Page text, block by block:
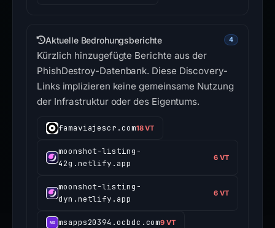
Aktuelle Bedrohungsberichte 4
Kürzlich hinzugefügte Berichte aus der
PhishDestroy-Datenbank. Diese Discovery-
Links implizieren keine gemeinsame Nutzung
der Infrastruktur oder des Eigentums.
famaviajescr.com18 VT
moonshot-listing-
42g.netlify.app
6 VT
moonshot-listing-
dyn.netlify.app
6 VT
msapps20394.ocbdc.com9 VT